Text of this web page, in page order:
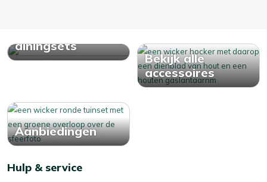
diningsets
Bekijk alle
accessoires
Aanbiedingen
Hulp & service